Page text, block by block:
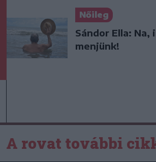
Nőileg
Sándor Ella: Na,
menjünk!
A rovat további